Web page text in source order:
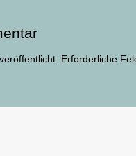
Erforderliche